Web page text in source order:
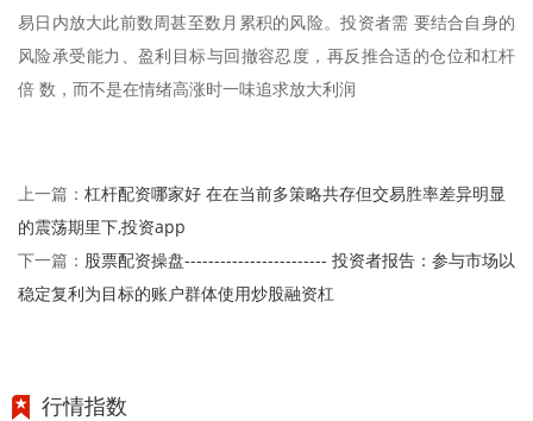
易日内放大此前数周甚至数月累积的风险。投资者需 要结合自身的
风险承受能力、盈利目标与回撤容忍度，再反推合适的仓位和杠杆
倍 数，而不是在情绪高涨时一味追求放大利润
上一篇： 杠杆配资哪家好 在在当前多策略共存但交易胜率差异明显
的震荡期里下,投资app
下一篇： 股票配资操盘------------------------ 投资者报告：参与市场以
稳定复利为目标的账户群体使用炒股融资杠
行情指数